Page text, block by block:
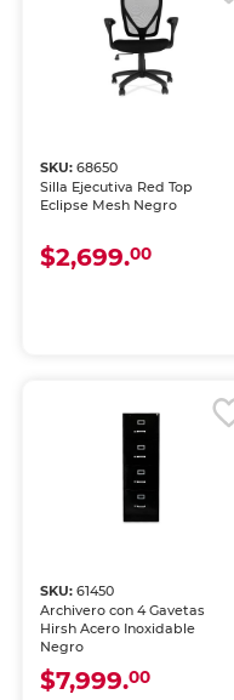
SKU:68650
Silla Ejecutiva Red Top
Eclipse Mesh Negro
$2,699.00
SKU:61450
Archivero con 4 Gavetas
Hirsh Acero Inoxidable
Negro
$7,999.00